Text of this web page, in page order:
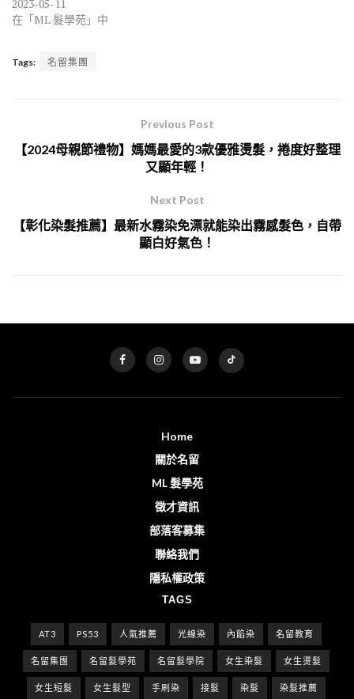
2023-05-11
在「ML 髮學苑」中
Tags: 名留集團
Previous Post
【2024母親節禮物】媽媽最愛的3款優雅燙髮，捲度好整理
又顯年輕！
Next Post
【彰化染髮推薦】最新水霧染免漂就能染出霧感髮色，自帶
顯白好氣色！
Home
關於名留
ML 髮學苑
徵才資訊
部落客募集
聯絡我們
隱私權政策
TAGS
AT3 PS53 人氣推薦 光線染 內餡染 名留教育
名留集團 名留髮學苑 名留髮學院 女生染髮 女生燙髮
女生短髮 女生髮型 手刷染 接髮 染髮 染髮推薦